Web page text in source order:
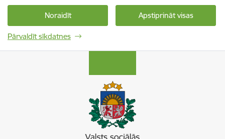
Noraidīt Apstiprināt visas
Pārvaldīt sīkdatnes